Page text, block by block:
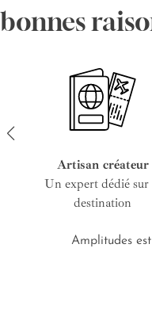
Artisan créateur
Un expert dédié sur
destination
Amplitudes